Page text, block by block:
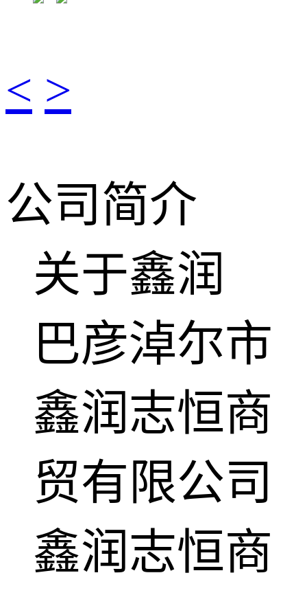
< >
公司简介
关于鑫润
巴彦淖尔市
鑫润志恒商
贸有限公司
鑫润志恒商